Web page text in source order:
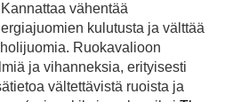
vähentää
kulutusta ja välttää
Ruokavalioon
ja vihanneksia, erityisesti
vältettävistä ruoista ja